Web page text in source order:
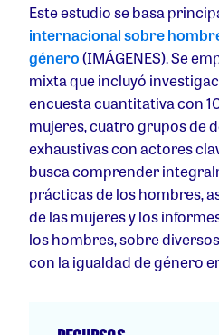
Este estudio se basa
internacional sobre
género(IMÁGENES). Se
mixta que incluyó
encuesta cuantitativa con
mujeres, cuatro grupos de
exhaustivas con actores
busca comprender
prácticas de los hombres,
de las mujeres y los
los hombres, sobre
con la igualdad de género